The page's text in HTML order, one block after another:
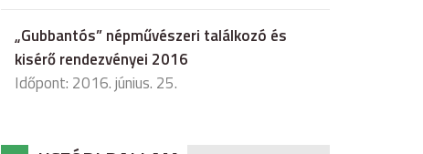
„Gubbantós” népművészeri találkozó és
kisérő rendezvényei 2016
Időpont: 2016. június. 25.